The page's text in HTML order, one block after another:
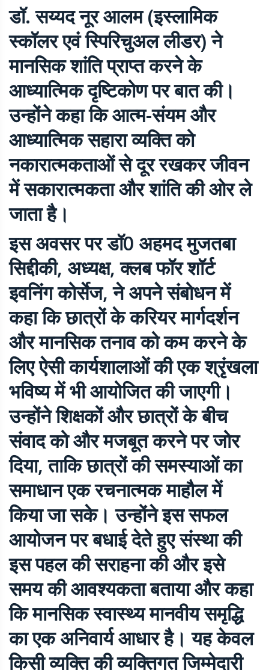
डॉ. सय्यद नूर आलम (इस्लामिक
स्कॉलर एवं स्पिरिचुअल लीडर) ने
मानसिक शांति प्राप्त करने के
आध्यात्मिक दृष्टिकोण पर बात की।
उन्होंने कहा कि आत्म-संयम और
आध्यात्मिक सहारा व्यक्ति को
नकारात्मकताओं से दूर रखकर जीवन
में सकारात्मकता और शांति की ओर ले
जाता है।
इस अवसर पर डॉ0 अहमद मुजतबा
सिद्दीकी, अध्यक्ष, क्लब फॉर शॉर्ट
इवनिंग कोर्सेज, ने अपने संबोधन में
कहा कि छात्रों के करियर मार्गदर्शन
और मानसिक तनाव को कम करने के
लिए ऐसी कार्यशालाओं की एक श्रृंखला
भविष्य में भी आयोजित की जाएगी।
उन्होंने शिक्षकों और छात्रों के बीच
संवाद को और मजबूत करने पर जोर
दिया, ताकि छात्रों की समस्याओं का
समाधान एक रचनात्मक माहौल में
किया जा सके। उन्होंने इस सफल
आयोजन पर बधाई देते हुए संस्था की
इस पहल की सराहना की और इसे
समय की आवश्यकता बताया और कहा
कि मानसिक स्वास्थ्य मानवीय समृद्धि
का एक अनिवार्य आधार है। यह केवल
किसी व्यक्ति की व्यक्तिगत जिम्मेदारी